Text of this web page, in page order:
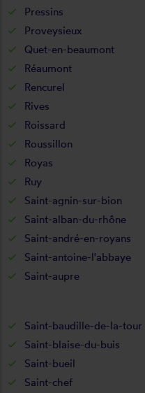
Pressins
Proveysieux
Quet-en-beaumont
Réaumont
Rencurel
Rives
Roissard
Roussillon
Royas
Ruy
Saint-agnin-sur-bion
Saint-alban-du-rhône
Saint-andré-en-royans
Saint-antoine-l'abbaye
Saint-aupre
Saint-baudille-de-la-tour
Saint-blaise-du-buis
Saint-bueil
Saint-chef